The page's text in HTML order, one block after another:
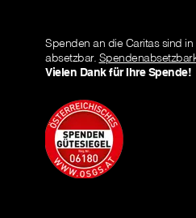
Spenden an die Caritas sind
absetzbar.
Vielen Dank für Ihre Spende!